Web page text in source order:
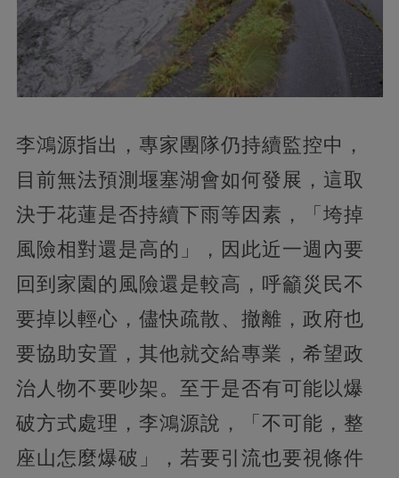
李鴻源指出，專家團隊仍持續監控中，
目前無法預測堰塞湖會如何發展，這取
決于花蓮是否持續下雨等因素，「垮掉
風險相對還是高的」，因此近一週內要
回到家園的風險還是較高，呼籲災民不
要掉以輕心，儘快疏散、撤離，政府也
要協助安置，其他就交給專業，希望政
治人物不要吵架。至于是否有可能以爆
破方式處理，李鴻源說，「不可能，整
座山怎麼爆破」，若要引流也要視條件